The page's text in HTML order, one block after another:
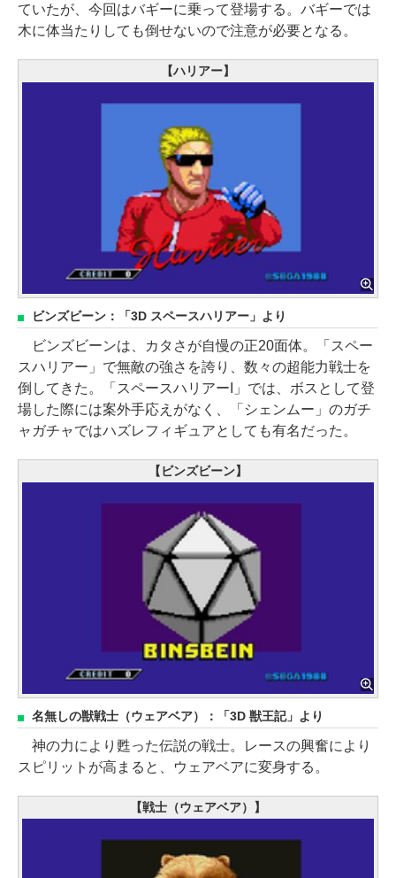
ていたが、今回はバギーに乗って登場する。バギーでは
木に体当たりしても倒せないので注意が必要となる。
【ハリアー】
ビンズビーン：「3D スペースハリアー」より
ビンズビーンは、カタさが自慢の正20面体。「スペー
スハリアー」で無敵の強さを誇り、数々の超能力戦士を
倒してきた。「スペースハリアーI」では、ボスとして登
場した際には案外手応えがなく、「シェンムー」のガチ
ャガチャではハズレフィギュアとしても有名だった。
【ビンズビーン】
名無しの獣戦士（ウェアベア）：「3D 獣王記」より
神の力により甦った伝説の戦士。レースの興奮により
スピリットが高まると、ウェアベアに変身する。
【戦士（ウェアベア）】